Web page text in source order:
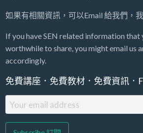
如果有相關資訊，可以Email 給我們，
If you have SEN related information that
worthwhile to share, you might email us
accordingly.
免費講座．免費教材．免費資訊．